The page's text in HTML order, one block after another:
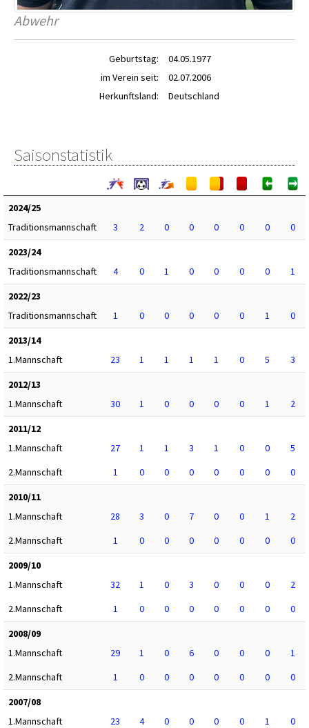
Abwehr
Geburtstag:
04.05.1977
im Verein seit:
02.07.2006
Herkunftsland:
Deutschland
Saisonstatistik
2024/25
Traditionsmannschaft
3 2 0 0 0 0 0
0
2023/24
Traditionsmannschaft
4 0 1 0 0 0 0
1
2022/23
Traditionsmannschaft
1 0 0 0 0 0 1
0
2013/14
1.Mannschaft
23 1 1 1 1 0 5
3
2012/13
1.Mannschaft
30 1 0 0 0 0 1
2
2011/12
1.Mannschaft
27 1 1 3 1 0 0
5
2.Mannschaft
1 0 0 0 0 0 0
0
2010/11
1.Mannschaft
28 3 0 7 0 0 1
2
2.Mannschaft
1 0 0 0 0 0 0
0
2009/10
1.Mannschaft
32 1 0 3 0 0 0
2
2.Mannschaft
1 0 0 0 0 0 0
0
2008/09
1.Mannschaft
29 1 0 6 0 0 0
1
2.Mannschaft
1 0 0 0 0 0 0
0
2007/08
1.Mannschaft
23 4 0 0 0 0 1 0